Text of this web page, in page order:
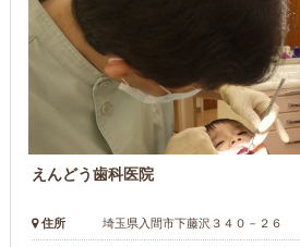
えんどう歯科医院
住所 埼玉県入間市下藤沢３４０－２６